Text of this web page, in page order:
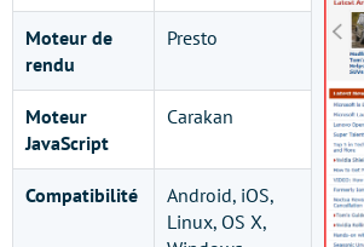
Moteur de
rendu
Presto
Moteur
JavaScript
Carakan
Compatibilité
Android, iOS,
Linux, OS X,